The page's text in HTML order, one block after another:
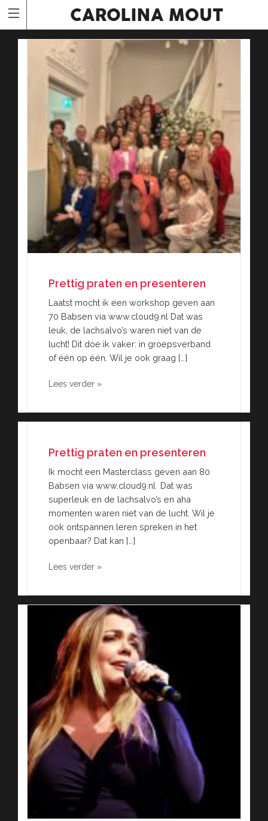
Prettig praten en presenteren
Laatst mocht ik een workshop geven aan
70 Babsen via www.cloud9.nl Dat was
leuk, de lachsalvo’s waren niet van de
lucht! Dit doe ik vaker: in groepsverband
of één op één. Wil je ook graag […]
Lees verder »
Prettig praten en presenteren
Ik mocht een Masterclass geven aan 80
Babsen via www.cloud9.nl Dat was
superleuk en de lachsalvo’s en aha
momenten waren niet van de lucht. Wil je
ook ontspannen leren spreken in het
openbaar? Dat kan […]
Lees verder »